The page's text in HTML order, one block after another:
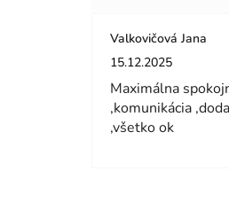
Valkovičová Jana
Hodnotenie obchodu
15.12.2025
Maximálna
,komunikácia
,všetko ok